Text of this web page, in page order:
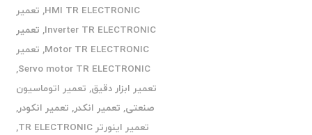
HMI TR ELECTRONIC
, تعمیر
Inverter TR ELECTRONIC
, تعمیر
Motor TR ELECTRONIC
, تعمیر
Servo motor TR ELECTRONIC
,
تعمیر ابزار دقیق, تعمیر اتوماسیون
صنعتی, تعمیر انکدر, تعمیر انکودر,
تعمیر اینورتر TR ELECTRONIC
,